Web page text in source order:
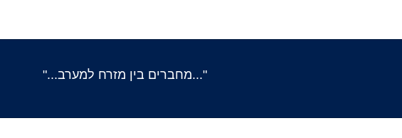
"...מחברים בין מזרח למערב..."